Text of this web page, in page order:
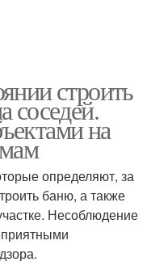
строить
соседей.
на
определяют, за
баню, а также
Несоблюдение